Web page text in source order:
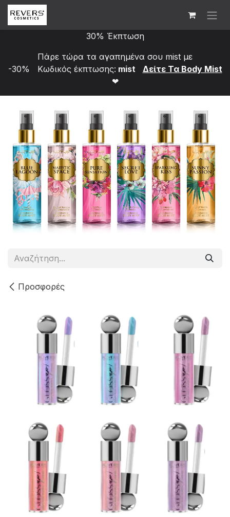
Skip to Content
30% Έκπτωση
Πάρε τώρα τα αγαπημένα σου mist με
-30% Κωδικός έκπτωσης: mist
Δείτε Τα Bod​y Mist
❤
Προσφορές